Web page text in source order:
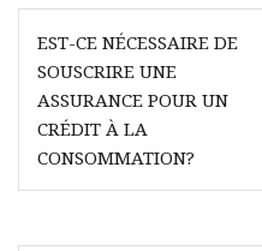
Navigation
de
l’article
EST-CE NÉCESSAIRE DE
SOUSCRIRE UNE
ASSURANCE POUR UN
CRÉDIT À LA
CONSOMMATION?